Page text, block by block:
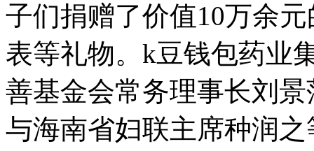
子们捐赠了价值10万余
表等礼物。k豆钱包药业
善基金会常务理事长刘
与海南省妇联主席种润